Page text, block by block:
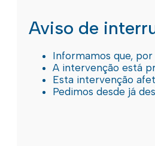
Aviso de
Informamos que,
A intervenção está
Esta intervenção
Pedimos desde já